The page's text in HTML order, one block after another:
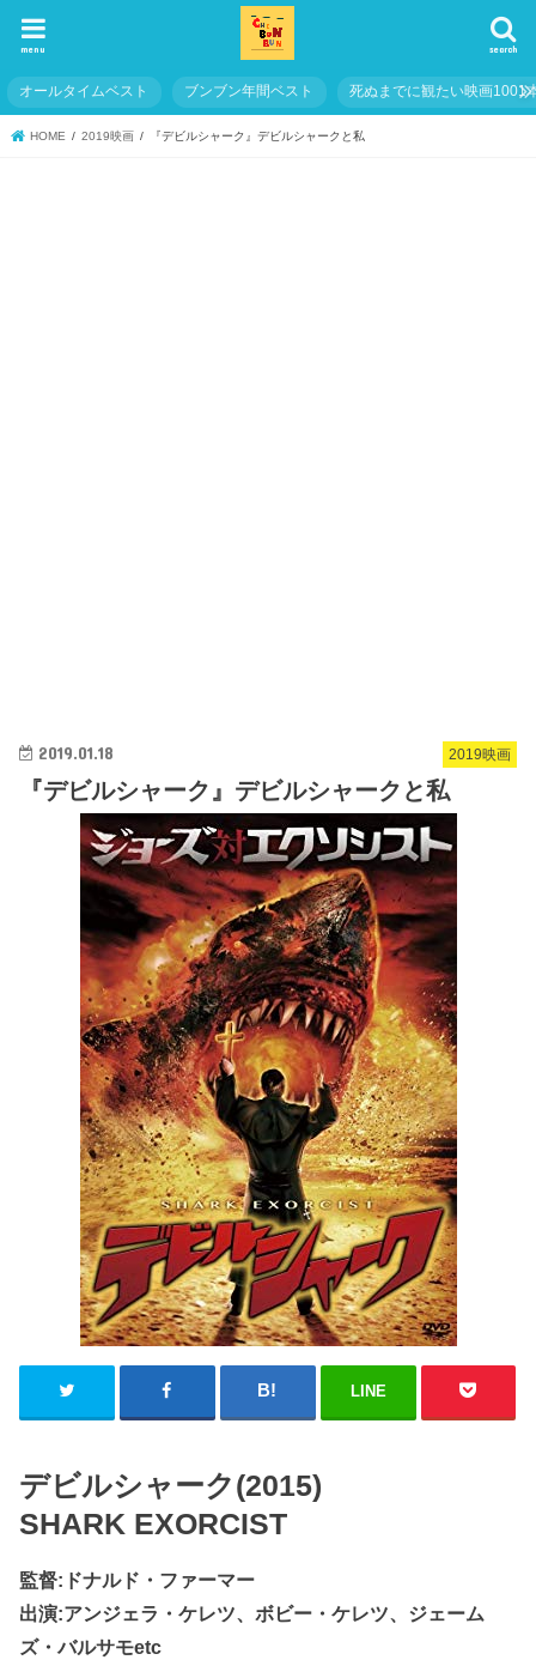
search
menu
オールタイムベスト ブンブン年間ベスト 死ぬまでに観たい映画1001
HOME 2019映画 『デビルシャーク』デビルシャークと私
2019映画
2019.01.18
『デビルシャーク』デビルシャークと私
LINE
デビルシャーク(2015)
SHARK EXORCIST
監督:ドナルド・ファーマー
出演:アンジェラ・ケレツ、ボビー・ケレツ、ジェーム
ズ・バルサモetc